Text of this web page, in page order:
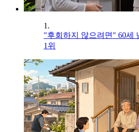
1.
"후회하지 않으려면" 60세
1위